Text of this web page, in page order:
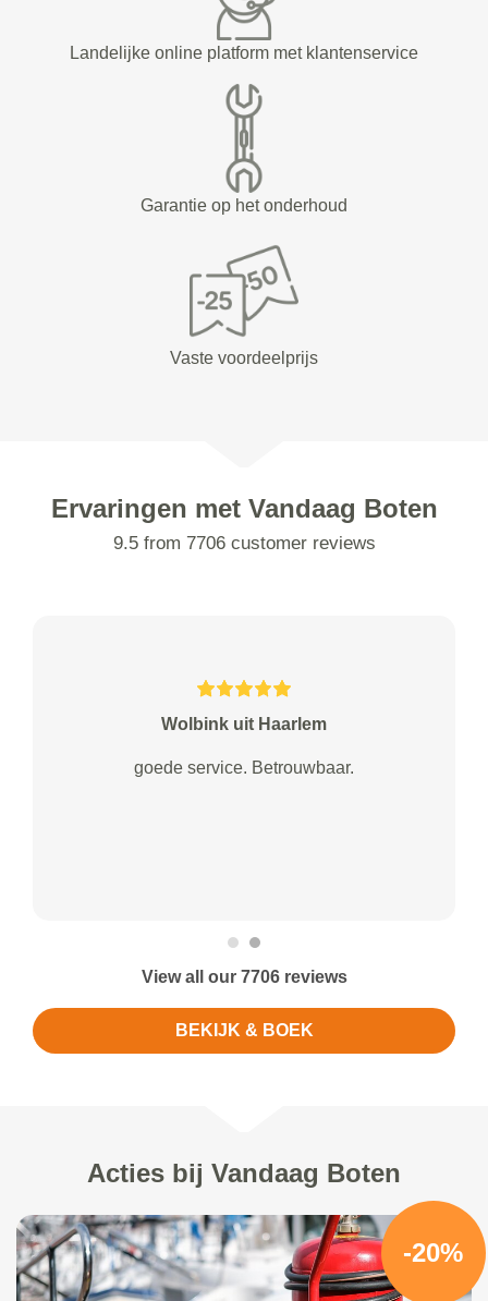
Landelijke online platform met klantenservice
Garantie op het onderhoud
Vaste voordeelprijs
Ervaringen met Vandaag Boten
9.5 from 7706 customer reviews
Wolbink uit Haarlem
goede service. Betrouwbaar.
View all our 7706 reviews
BEKIJK & BOEK
Acties bij Vandaag Boten
-20%